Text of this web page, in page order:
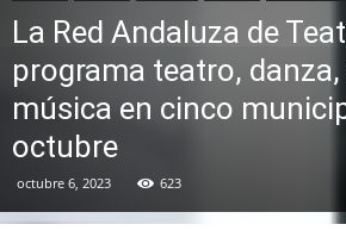
La Red Andaluza de
programa teatro,
música en cinco
octubre
octubre 6, 2023 623